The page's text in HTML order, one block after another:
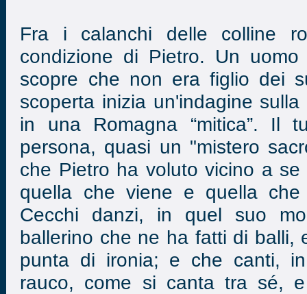
Fra i calanchi delle colline
condizione di Pietro. Un
scopre che non era figlio dei
scoperta inizia un'indagine
in una Romagna “mitica”. Il
persona, quasi un "mistero
che Pietro ha voluto vicino a
quella che viene e quella
Cecchi danzi, in quel suo
ballerino che ne ha fatti di balli,
punta di ironia; e che canti,
rauco, come si canta tra sé,